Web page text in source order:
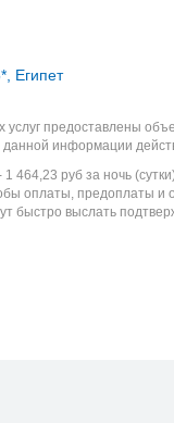
Египет
предоставлены
данной информации
1 464,23 руб за ночь
оплаты, предоплаты и
быстро выслать